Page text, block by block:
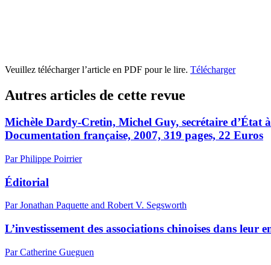
Veuillez télécharger l’article en PDF pour le lire. Télécharger
Autres articles de cette revue
Michèle Dardy-Cretin, Michel Guy, secrétaire d’État
Documentation française, 2007, 319 pages, 22 Euros
Par Philippe Poirrier
Éditorial
Par Jonathan Paquette and Robert V. Segsworth
L’investissement des associations chinoises dans
Par Catherine Gueguen